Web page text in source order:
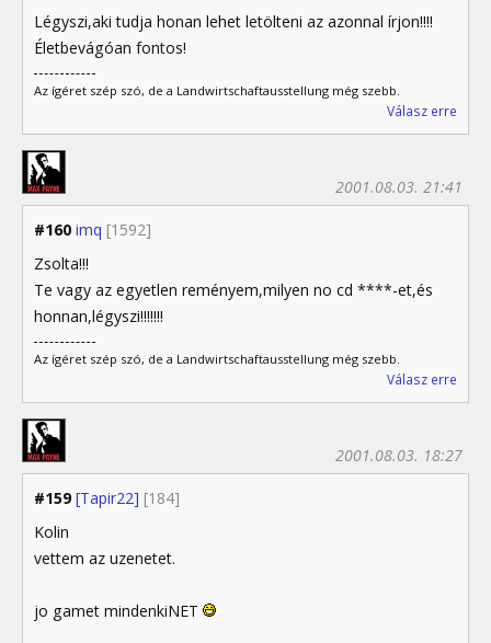
Légyszi,aki tudja honan lehet letölteni az azonnal írjon!!!!
Életbevágóan fontos!
Az ígéret szép szó, de a Landwirtschaftausstellung még szebb.
Válasz erre
#160 imq [1592]
2001.08.03. 21:41
Zsolta!!!
Te vagy az egyetlen reményem,milyen no cd ****-et,és
honnan,légyszi!!!!!!!
Az ígéret szép szó, de a Landwirtschaftausstellung még szebb.
Válasz erre
#159 [Tapir22] [184]
2001.08.03. 18:27
Kolin
vettem az uzenetet.
jo gamet mindenkiNET